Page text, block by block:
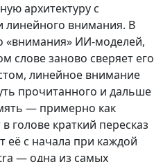
архитектуру с
линейного внимания. В
«внимания» ИИ-моделей,
слове заново сверяет его
линейное внимание
прочитанного и дальше
— примерно как
голове краткий пересказ
её с начала при каждой
— одна из самых